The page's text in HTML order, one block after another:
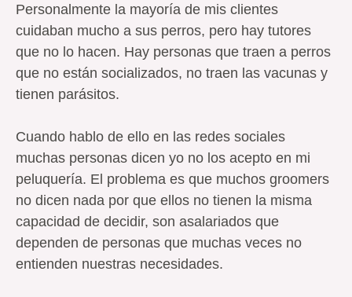
Personalmente la mayoría de mis clientes
cuidaban mucho a sus perros, pero hay tutores
que no lo hacen. Hay personas que traen a perros
que no están socializados, no traen las vacunas y
tienen parásitos.
Cuando hablo de ello en las redes sociales
muchas personas dicen yo no los acepto en mi
peluquería. El problema es que muchos groomers
no dicen nada por que ellos no tienen la misma
capacidad de decidir, son asalariados que
dependen de personas que muchas veces no
entienden nuestras necesidades.